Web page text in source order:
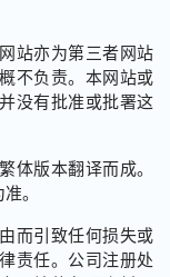
站亦为第三者网站
不负责。本网站或
没有批准或批署这
体版本翻译而成。
。
而引致任何损失或
责任。公司注册处